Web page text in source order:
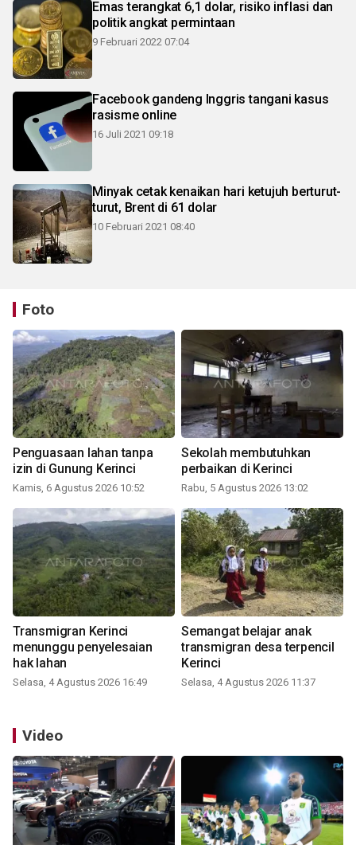
Emas terangkat 6,1 dolar, risiko inflasi dan
politik angkat permintaan
9 Februari 2022 07:04
Facebook gandeng Inggris tangani kasus
rasisme online
16 Juli 2021 09:18
Minyak cetak kenaikan hari ketujuh berturut-
turut, Brent di 61 dolar
10 Februari 2021 08:40
Foto
Penguasaan lahan tanpa
izin di Gunung Kerinci
Kamis, 6 Agustus 2026 10:52
Sekolah membutuhkan
perbaikan di Kerinci
Rabu, 5 Agustus 2026 13:02
Transmigran Kerinci
menunggu penyelesaian
hak lahan
Selasa, 4 Agustus 2026 16:49
Semangat belajar anak
transmigran desa terpencil
Kerinci
Selasa, 4 Agustus 2026 11:37
Video